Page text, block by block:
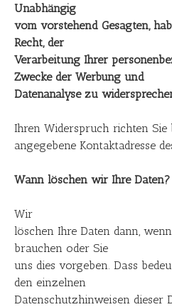
Unabhängig
vom vorstehend Gesagten,
Recht, der
Verarbeitung Ihrer
Zwecke der Werbung und
Datenanalyse zu
Ihren Widerspruch richten Sie
angegebene Kontaktadresse
Wann löschen wir Ihre Daten?
Wir
löschen Ihre Daten dann,
brauchen oder Sie
uns dies vorgeben. Dass
den einzelnen
Datenschutzhinweisen dieser